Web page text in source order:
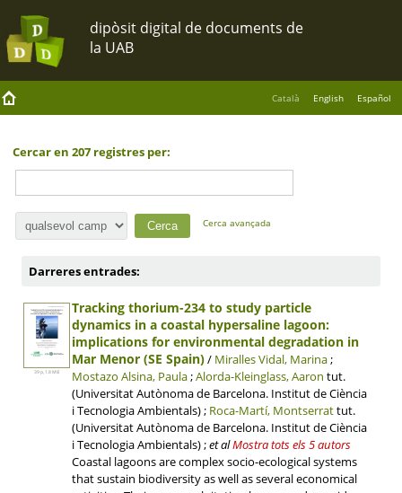
Català English Español
Cercar en 207 registres per:
Cerca avançada
Darreres entrades:
39 p, 1.8 MB
Tracking thorium-234 to study particle
dynamics in a coastal hypersaline lagoon:
implications for environmental degradation in
Mar Menor (SE Spain)/ Miralles Vidal, Marina;
Mostazo Alsina, Paula;Alorda-Kleinglass, Aaron tut.
(Universitat Autònoma de Barcelona. Institut de Ciència
i Tecnologia Ambientals) ; Roca-Martí, Montserrattut.
(Universitat Autònoma de Barcelona. Institut de Ciència
i Tecnologia Ambientals);et alMostra tots els 5 autors
Coastal lagoons are complex socio-ecological systems
that sustain biodiversity as well as several economical